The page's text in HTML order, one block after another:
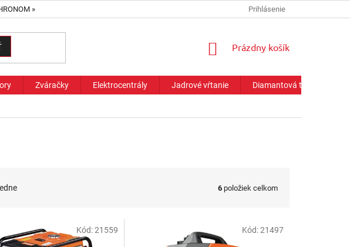
» Prihlásenie
NÁKUPNÝ
Prázdny košík
Zváračky Elektrocentrály Jadrové vŕtanie Diamantová technika
6 položiek celkom
Kód:21559 Kód:21497